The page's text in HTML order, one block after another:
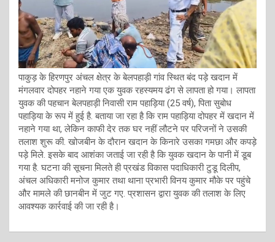
पाकुड़ के हिरणपुर अंचल क्षेत्र के बेलपहाड़ी गांव स्थित बंद पड़े खदान में
मंगलवार दोपहर नहाने गया एक युवक रहस्यमय ढंग से लापता हो गया। लापता
युवक की पहचान बेलपहाड़ी निवासी राम पहाड़िया (25 वर्ष), पिता सुबोध
पहाड़िया के रूप में हुई है. बताया जा रहा है कि राम पहाड़िया दोपहर में खदान में
नहाने गया था, लेकिन काफी देर तक घर नहीं लौटने पर परिजनों ने उसकी
तलाश शुरू की. खोजबीन के दौरान खदान के किनारे उसका गमछा और कपड़े
पड़े मिले. इसके बाद आशंका जताई जा रही है कि युवक खदान के पानी में डूब
गया है. घटना की सूचना मिलते ही प्रखंड विकास पदाधिकारी टुडू दिलीप,
अंचल अधिकारी मनोज कुमार तथा थाना प्रभारी विनय कुमार मौके पर पहुंचे
और मामले की छानबीन में जुट गए. प्रशासन द्वारा युवक की तलाश के लिए
आवश्यक कार्रवाई की जा रही है।